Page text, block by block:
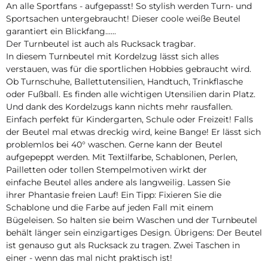
An alle Sportfans - aufgepasst! So stylish werden Turn- und
Sportsachen untergebraucht! Dieser coole weiße Beutel
garantiert ein Blickfang......
Der Turnbeutel ist auch als Rucksack tragbar.
In diesem Turnbeutel mit Kordelzug lässt sich alles
verstauen, was für die sportlichen Hobbies gebraucht wird.
Ob Turnschuhe, Ballettutensilien, Handtuch, Trinkflasche
oder Fußball. Es finden alle wichtigen Utensilien darin Platz.
Und dank des Kordelzugs kann nichts mehr rausfallen.
Einfach perfekt für Kindergarten, Schule oder Freizeit! Falls
der Beutel mal etwas dreckig wird, keine Bange! Er lässt sich
problemlos bei 40° waschen. Gerne kann der Beutel
aufgepeppt werden. Mit Textilfarbe, Schablonen, Perlen,
Pailletten oder tollen Stempelmotiven wirkt der
einfache Beutel alles andere als langweilig. Lassen Sie
ihrer Phantasie freien Lauf! Ein Tipp: Fixieren Sie die
Schablone und die Farbe auf jeden Fall mit einem
Bügeleisen. So halten sie beim Waschen und der Turnbeutel
behält länger sein einzigartiges Design. Übrigens: Der Beutel
ist genauso gut als Rucksack zu tragen. Zwei Taschen in
einer - wenn das mal nicht praktisch ist!